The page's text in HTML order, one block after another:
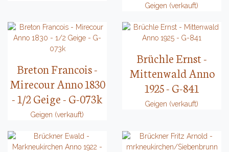
Geigen (verkauft)
Breton Francois -
Mirecour Anno 1830
- 1/2 Geige - G-073k
Geigen (verkauft)
Brüchle Ernst -
Mittenwald Anno
1925 - G-841
Geigen (verkauft)